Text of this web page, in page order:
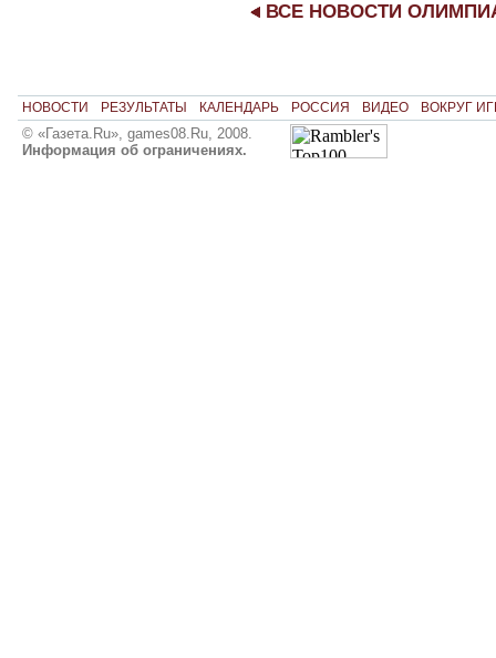
ВСЕ НОВОСТИ
НОВОСТИ РЕЗУЛЬТАТЫ КАЛЕНДАРЬ РОССИЯ ВИДЕО ВОКРУГ
© «Газета.Ru», games08.Ru, 2008.
Информация об ограничениях.